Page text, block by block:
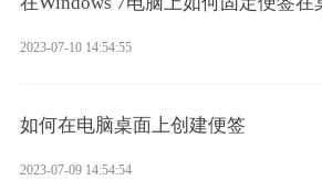
2023-07-10 14:54:55
如何在电脑桌面上创建便签
2023-07-09 14:54:54